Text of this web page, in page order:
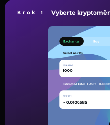
Krok 1 Vyberte